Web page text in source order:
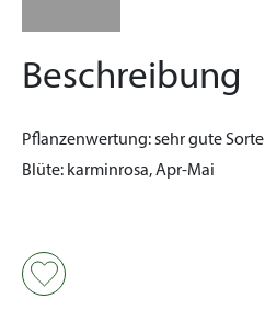
Beschreibung
Pflanzenwertung:sehr gute Sorte
Blüte: karminrosa, Apr-Mai